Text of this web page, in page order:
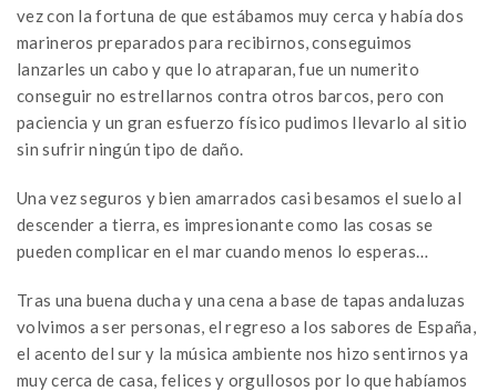
vez con la fortuna de que estábamos muy cerca y había dos
marineros preparados para recibirnos, conseguimos
lanzarles un cabo y que lo atraparan, fue un numerito
conseguir no estrellarnos contra otros barcos, pero con
paciencia y un gran esfuerzo físico pudimos llevarlo al sitio
sin sufrir ningún tipo de daño.
Una vez seguros y bien amarrados casi besamos el suelo al
descender a tierra, es impresionante como las cosas se
pueden complicar en el mar cuando menos lo esperas…
Tras una buena ducha y una cena a base de tapas andaluzas
volvimos a ser personas, el regreso a los sabores de España,
el acento del sur y la música ambiente nos hizo sentirnos ya
muy cerca de casa, felices y orgullosos por lo que habíamos